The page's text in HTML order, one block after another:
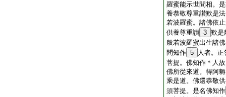
羅蜜能示世間相。
養恭敬尊重讃歎是
若波羅蜜。諸佛依
供養尊重讃 3 歎是
般若波羅蜜出生諸
問知作 5
人者。
菩提。佛知作＊人
佛所從來道。得阿
乘是道。佛還恭敬
須菩提。是名佛知作